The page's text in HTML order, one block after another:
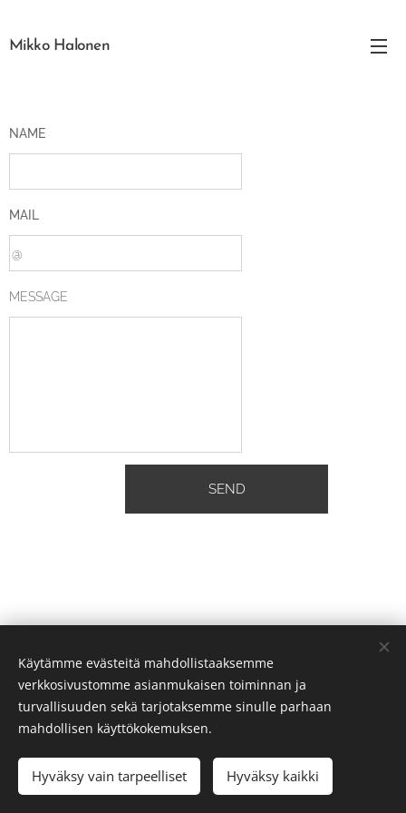
Mikko Halonen
NAME
MAIL
MESSAGE
SEND
© 2023 Mikko Halonen
LuotuWebnodella Evästeet
Käytämme evästeitä mahdollistaaksemme
verkkosivustomme asianmukaisen toiminnan ja
turvallisuuden sekä tarjotaksemme sinulle parhaan
mahdollisen käyttökokemuksen.
Hyväksy vain tarpeelliset Hyväksy kaikki